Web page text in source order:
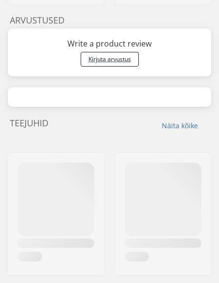
ARVUSTUSED
Write a product review
Kirjuta arvustus
Näita kõike
TEEJUHID